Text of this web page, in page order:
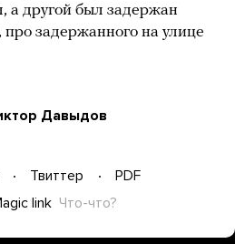
а другой был задержан
про задержанного на улице
Давыдов
Твиттер
PDF
link Что-что?